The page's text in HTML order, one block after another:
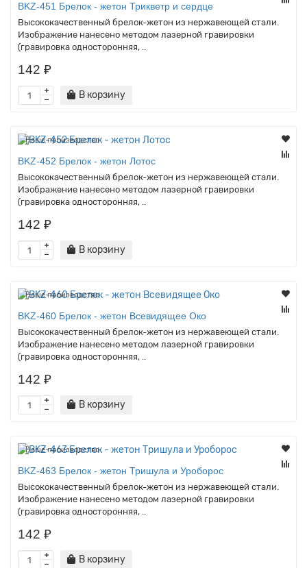
BKZ-451 Брелок - жетон Трикветр и сердце
Высококачественный брелок-жетон из нержавеющей стали.
Изображение нанесено методом лазерной гравировки
(гравировка односторонняя, ..
142 ₽
В корзину
Наше производство
BKZ-452 Брелок - жетон Лотос
Высококачественный брелок-жетон из нержавеющей стали.
Изображение нанесено методом лазерной гравировки
(гравировка односторонняя, ..
142 ₽
В корзину
Наше производство
BKZ-460 Брелок - жетон Всевидящее Око
Высококачественный брелок-жетон из нержавеющей стали.
Изображение нанесено методом лазерной гравировки
(гравировка односторонняя, ..
142 ₽
В корзину
Наше производство
BKZ-463 Брелок - жетон Тришула и Уроборос
Высококачественный брелок-жетон из нержавеющей стали.
Изображение нанесено методом лазерной гравировки
(гравировка односторонняя, ..
142 ₽
В корзину